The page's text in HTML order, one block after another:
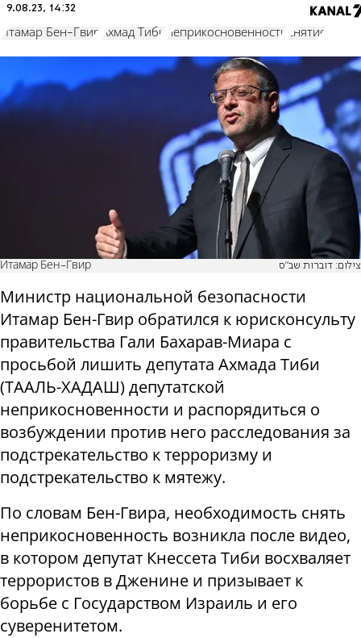
9.08.23, 14:32
Итамар Бен-Гвир Ахмад Тиби неприкосновенности снятие
Итамар Бен-Гвир צילום: דוברות שב"ס
Министр национальной безопасности
Итамар Бен-Гвир обратился к юрисконсульту
правительства Гали Бахарав-Миара с
просьбой лишить депутата Ахмада Тиби
(ТААЛЬ-ХАДАШ) депутатской
неприкосновенности и распорядиться о
возбуждении против него расследования за
подстрекательство к терроризму и
подстрекательство к мятежу.
По словам Бен-Гвира, необходимость снять
неприкосновенность возникла после видео,
в котором депутат Кнессета Тиби восхваляет
террористов в Дженине и призывает к
борьбе с Государством Израиль и его
суверенитетом.